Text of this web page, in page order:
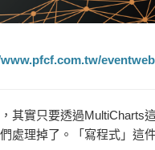
其實只要透過MultiCharts
處理掉了。「寫程式」這